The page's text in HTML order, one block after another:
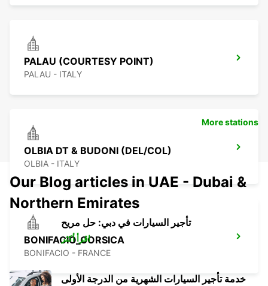
PALAU (COURTESY POINT)
PALAU - ITALY
OLBIA DT & BUDONI (DEL/COL)
OLBIA - ITALY
BONIFACIO_CORSICA
BONIFACIO - FRANCE
More stations
Our Blog articles in UAE - Dubai &
Northern Emirates
تأجير السيارات في دبي: حل مريح
اقرأ أكثر
خدمة تأجير السيارات الشهرية من الدرجة الأولى